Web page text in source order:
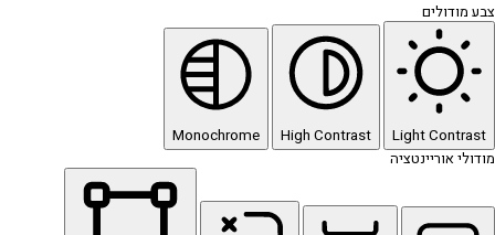
צבע מודולים
Light Contrast
High Contrast
Monochrome
מודולי אוריינטציה